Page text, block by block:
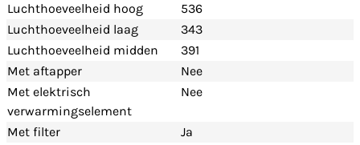
Luchthoeveelheid hoog
536
Luchthoeveelheid laag
343
Luchthoeveelheid midden
391
Met aftapper
Nee
Met elektrisch
verwarmingselement
Nee
Met filter
Ja